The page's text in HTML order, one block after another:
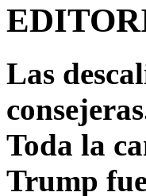
Las
Toda la
Trump